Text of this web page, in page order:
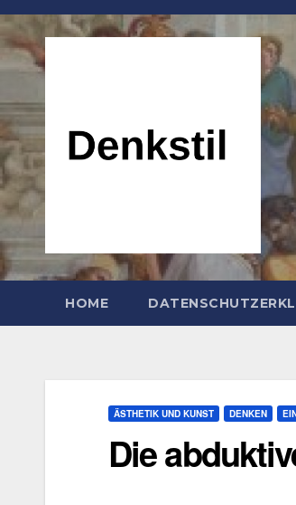
Zum
Inhalt
springen
HOME
ÄSTHETIK UND KUNST DENKEN
Die